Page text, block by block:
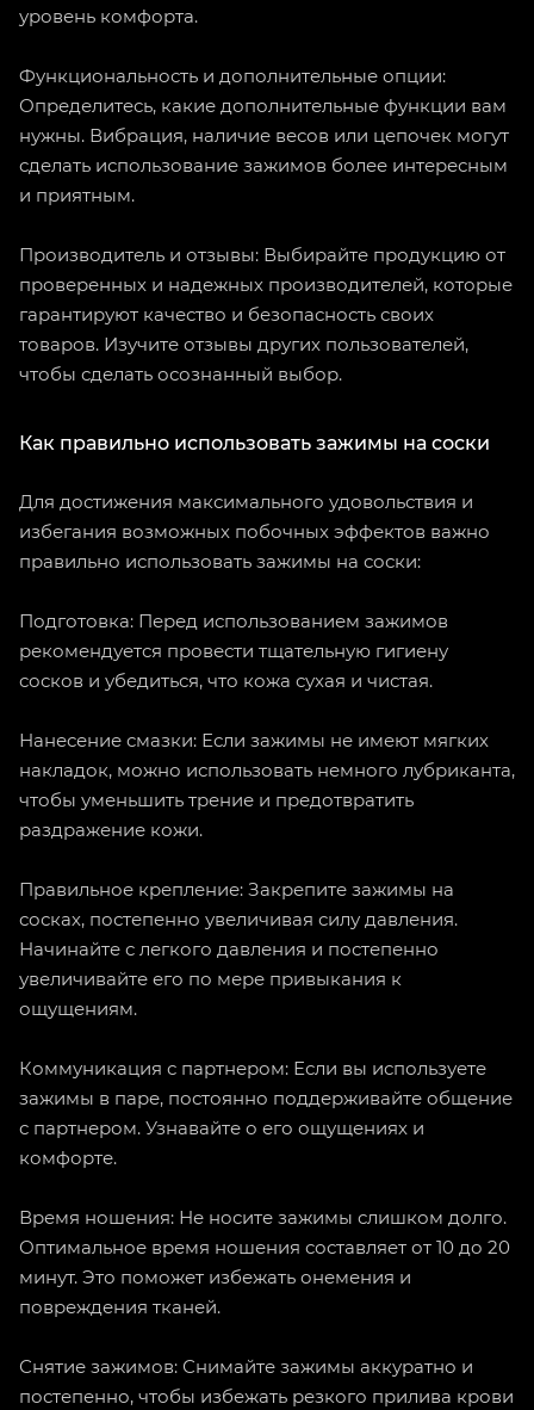
уровень комфорта.
Функциональность и дополнительные опции:
Определитесь, какие дополнительные функции вам
нужны. Вибрация, наличие весов или цепочек могут
сделать использование зажимов более интересным
и приятным.
Производитель и отзывы: Выбирайте продукцию от
проверенных и надежных производителей, которые
гарантируют качество и безопасность своих
товаров. Изучите отзывы других пользователей,
чтобы сделать осознанный выбор.
Как правильно использовать зажимы на соски
Для достижения максимального удовольствия и
избегания возможных побочных эффектов важно
правильно использовать зажимы на соски:
Подготовка: Перед использованием зажимов
рекомендуется провести тщательную гигиену
сосков и убедиться, что кожа сухая и чистая.
Нанесение смазки: Если зажимы не имеют мягких
накладок, можно использовать немного лубриканта,
чтобы уменьшить трение и предотвратить
раздражение кожи.
Правильное крепление: Закрепите зажимы на
сосках, постепенно увеличивая силу давления.
Начинайте с легкого давления и постепенно
увеличивайте его по мере привыкания к
ощущениям.
Коммуникация с партнером: Если вы используете
зажимы в паре, постоянно поддерживайте общение
с партнером. Узнавайте о его ощущениях и
комфорте.
Время ношения: Не носите зажимы слишком долго.
Оптимальное время ношения составляет от 10 до 20
минут. Это поможет избежать онемения и
повреждения тканей.
Снятие зажимов: Снимайте зажимы аккуратно и
постепенно, чтобы избежать резкого прилива крови